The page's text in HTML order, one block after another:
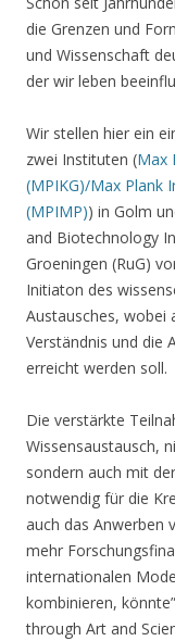
die Grenzen und
und Wissenschaft
der wir leben
Wir stellen hier ein
zwei Instituten (Max
(MPIKG)/Max Plank
(MPIMP)) in Golm
and Biotechnology
Groeningen (RuG)
Initiaton des
Austausches, wobei
Verständnis und die
erreicht werden soll.
Die verstärkte
Wissensaustausch,
sondern auch mit
notwendig für die
auch das Anwerben
mehr
internationalen
kombinieren,
through Art and